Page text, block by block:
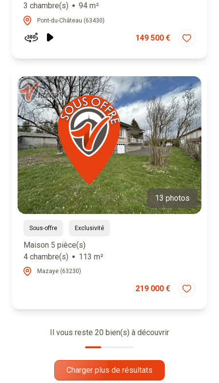
3 chambre(s)
94 m²
Pont-du-Château (63430)
149 500 €
13 photos
Sous-offre Exclusivité
Maison 5 pièce(s)
4 chambre(s)
113 m²
Mazaye (63230)
219 000 €
Il vous reste 20 bien(s) à découvrir
Charger plus de résultats